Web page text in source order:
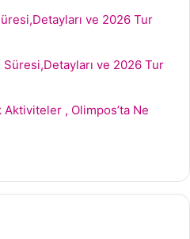
ve 2026 Tur
ve 2026 Tur
Aktiviteler , Olimpos’ta Ne